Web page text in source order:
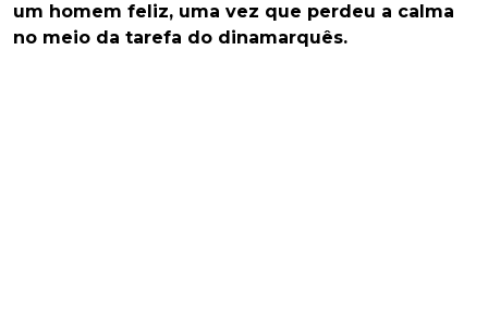
um homem feliz, uma vez que perdeu a calma
no meio da tarefa do dinamarquês.